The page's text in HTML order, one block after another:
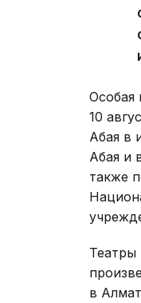
Особая
10
Абая в
Абая и
также
Театры
в